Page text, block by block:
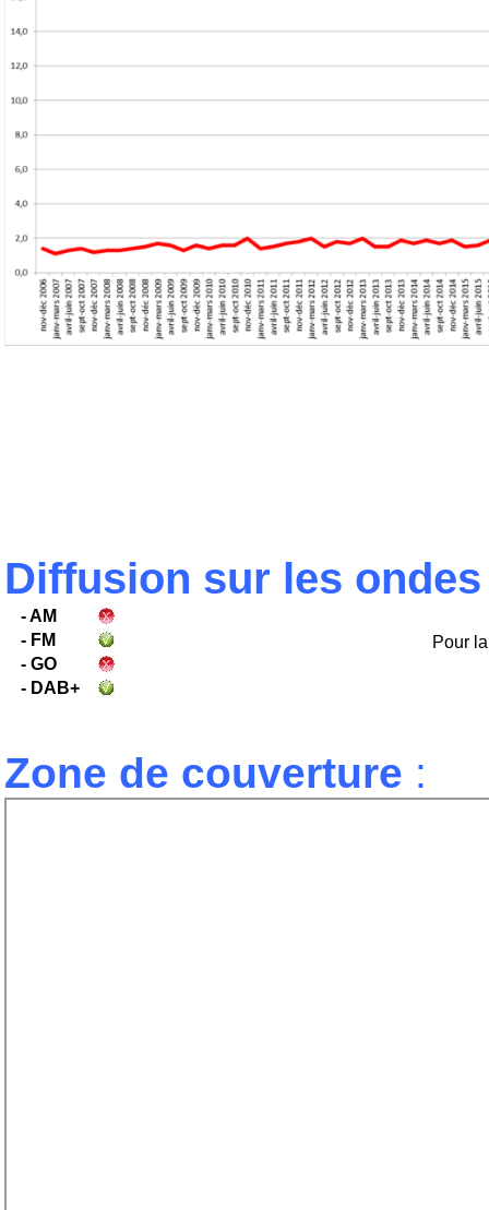
Diffusion sur les ondes
- AM
Pour
- FM
- GO
- DAB+
Zone de couverture :